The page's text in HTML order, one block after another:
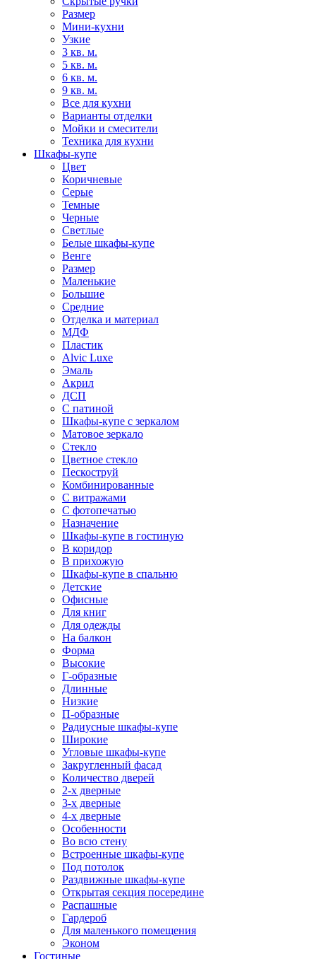
Размер
Мини-кухни
Узкие
3 кв. м.
5 кв. м.
6 кв. м.
9 кв. м.
Все для кухни
Варианты отделки
Мойки и смесители
Техника для кухни
Шкафы-купе
Цвет
Коричневые
Серые
Темные
Черные
Светлые
Белые шкафы-купе
Венге
Размер
Маленькие
Большие
Средние
Отделка и материал
МДФ
Пластик
Alvic Luxe
Эмаль
Акрил
ДСП
С патиной
Шкафы-купе с зеркалом
Матовое зеркало
Стекло
Цветное стекло
Пескоструй
Комбинированные
С витражами
С фотопечатью
Назначение
Шкафы-купе в гостиную
В коридор
В прихожую
Шкафы-купе в спальню
Детские
Офисные
Для книг
Для одежды
На балкон
Форма
Высокие
Г-образные
Длинные
Низкие
П-образные
Радиусные шкафы-купе
Широкие
Угловые шкафы-купе
Закругленный фасад
Количество дверей
2-х дверные
3-х дверные
4-х дверные
Особенности
Во всю стену
Встроенные шкафы-купе
Под потолок
Раздвижные шкафы-купе
Открытая секция посередине
Распашные
Гардероб
Для маленького помещения
Эконом
Гостиные